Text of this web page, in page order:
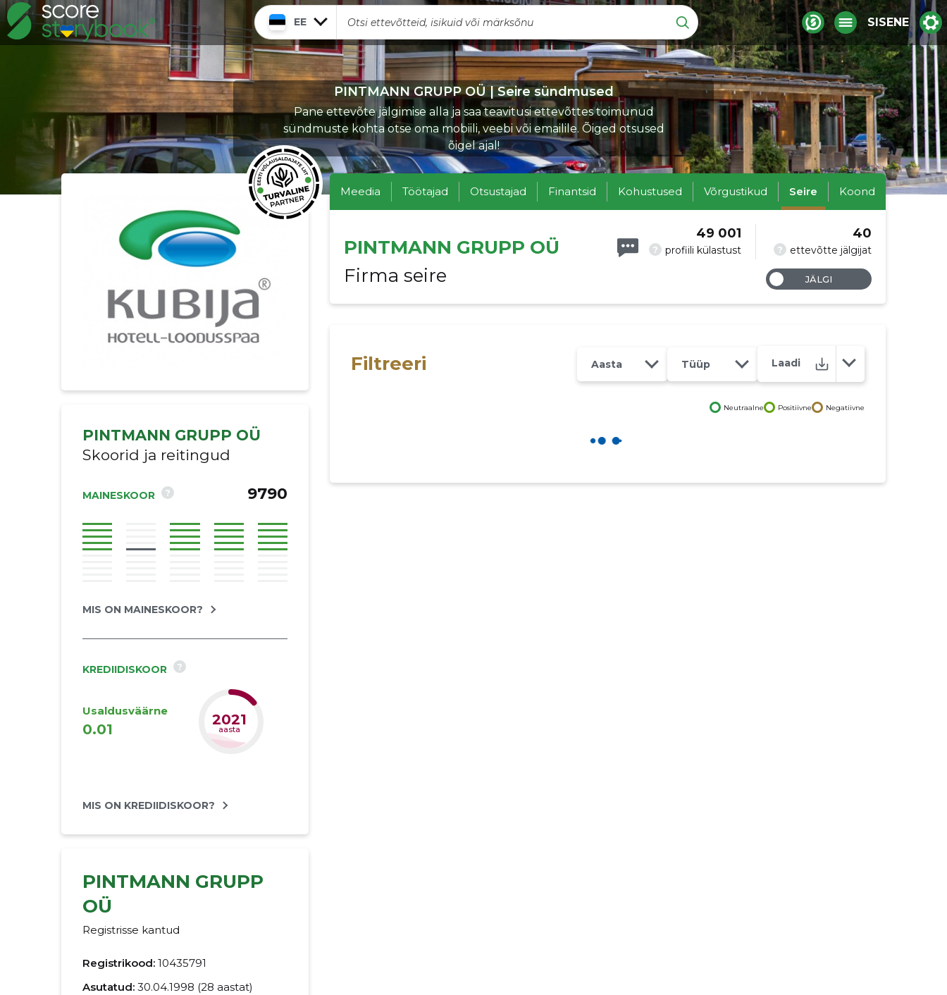
EE SISENE
PINTMANN GRUPP OÜ | Seire sündmused
Pane ettevõte jälgimise alla ja saa teavitusi ettevõttes toimunud
sündmuste kohta otse oma mobiili, veebi või emailile. Õiged otsused
õigel ajal!
PINTMANN GRUPP OÜ
Skoorid ja reitingud
MAINESKOOR ? 9790
MIS ON MAINESKOOR?
KREDIIDISKOOR ?
Usaldusväärne
0.01
2023
aasta
MIS ON KREDIIDISKOOR?
PINTMANN GRUPP
OÜ
Registrisse kantud
Registrikood: 10435791
Asutatud: 30.04.1998 (28 aastat)
Meedia Töötajad Otsustajad Finantsid Kohustused Võrgustikud Seire Koond
PINTMANN GRUPP OÜ
Firma seire
? profiili külastust
49 001
? ettevõtte jälgijat
40
JÄLGI
Filtreeri Aasta Tüüp Laadi
Neutraalne Positiivne Negatiivne